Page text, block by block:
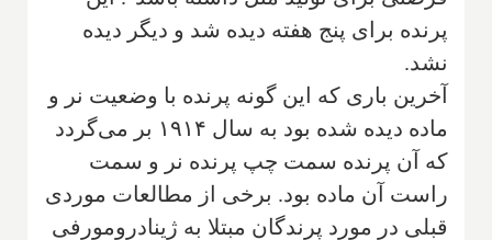
پرنده برای پنج هفته دیده شد و دیگر دیده
نشد.
آخرین باری که این گونه پرنده با وضعیت نر و
ماده دیده شده بود به سال ۱۹۱۴ بر می‌گردد
که آن پرنده سمت چپ پرنده نر و سمت
راست آن ماده بود. برخی از مطالعات موردی
قبلی در مورد پرندگان مبتلا به ژینادرومورفی